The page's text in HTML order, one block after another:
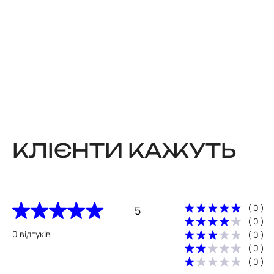
КЛІЄНТИ КАЖУТЬ
5
0 відгуків
( 0 )
( 0 )
( 0 )
( 0 )
( 0 )